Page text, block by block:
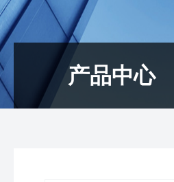
产品中心